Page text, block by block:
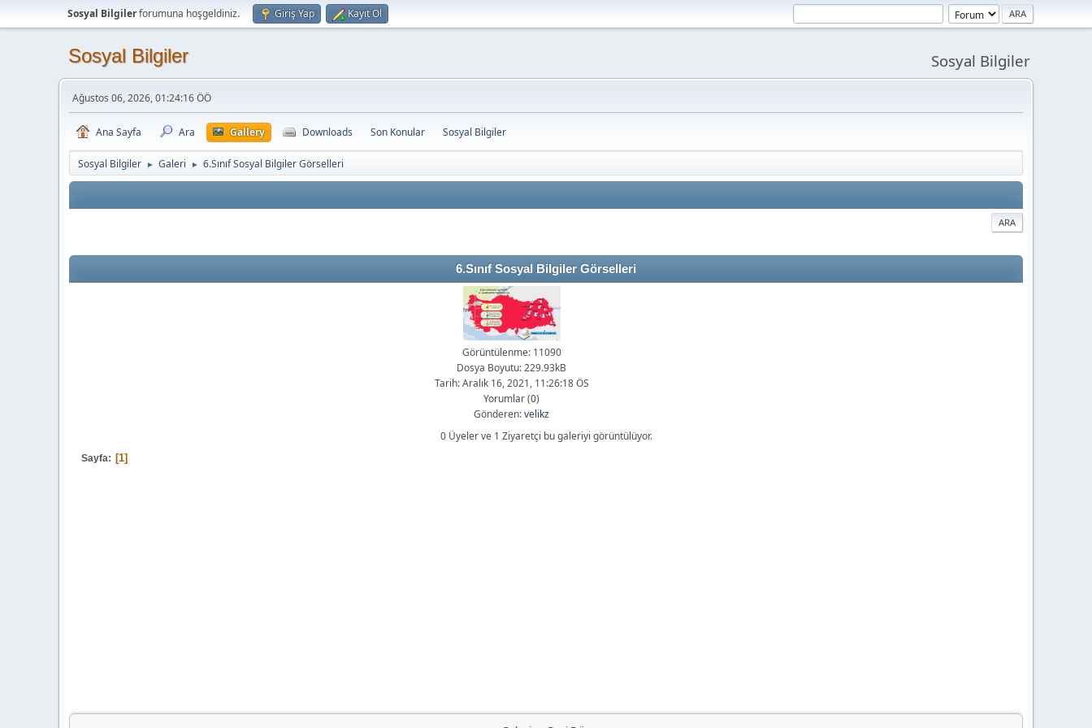
Sosyal Bilgilerforumuna hoşgeldiniz. Giriş Yap Kayıt Ol
Sosyal Bilgiler Sosyal Bilgiler
Ağustos 06, 2026, 01:24:16 ÖÖ
Ana Sayfa Ara Gallery Downloads Son Konular Sosyal Bilgiler
Sosyal Bilgiler ► Galeri ► 6.Sınıf Sosyal Bilgiler Görselleri
ARA
6.Sınıf Sosyal Bilgiler Görselleri
Görüntülenme: 11090
Dosya Boyutu: 229.93kB
Tarih: Aralık 16, 2021, 11:26:18 ÖS
Yorumlar (0)
Gönderen:velikz
0 Üyeler ve 1 Ziyaretçi bu galeriyi görüntülüyor.
Sayfa 1